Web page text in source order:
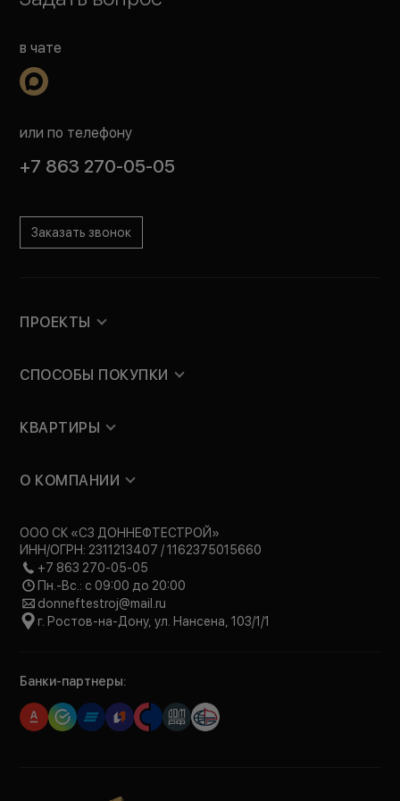
в чате
или по телефону
+7 863 270-05-05
Заказать звонок
ПРОЕКТЫ
СПОСОБЫ ПОКУПКИ
КВАРТИРЫ
О КОМПАНИИ
ООО СК «СЗ ДОННЕФТЕСТРОЙ»
ИНН/ОГРН: 2311213407 / 1162375015660
+7 863 270-05-05
Пн.-Вс.: с 09:00 до 20:00
donneftestroj@mail.ru
г. Ростов-на-Дону, ул. Нансена, 103/1/1
Банки-партнеры: